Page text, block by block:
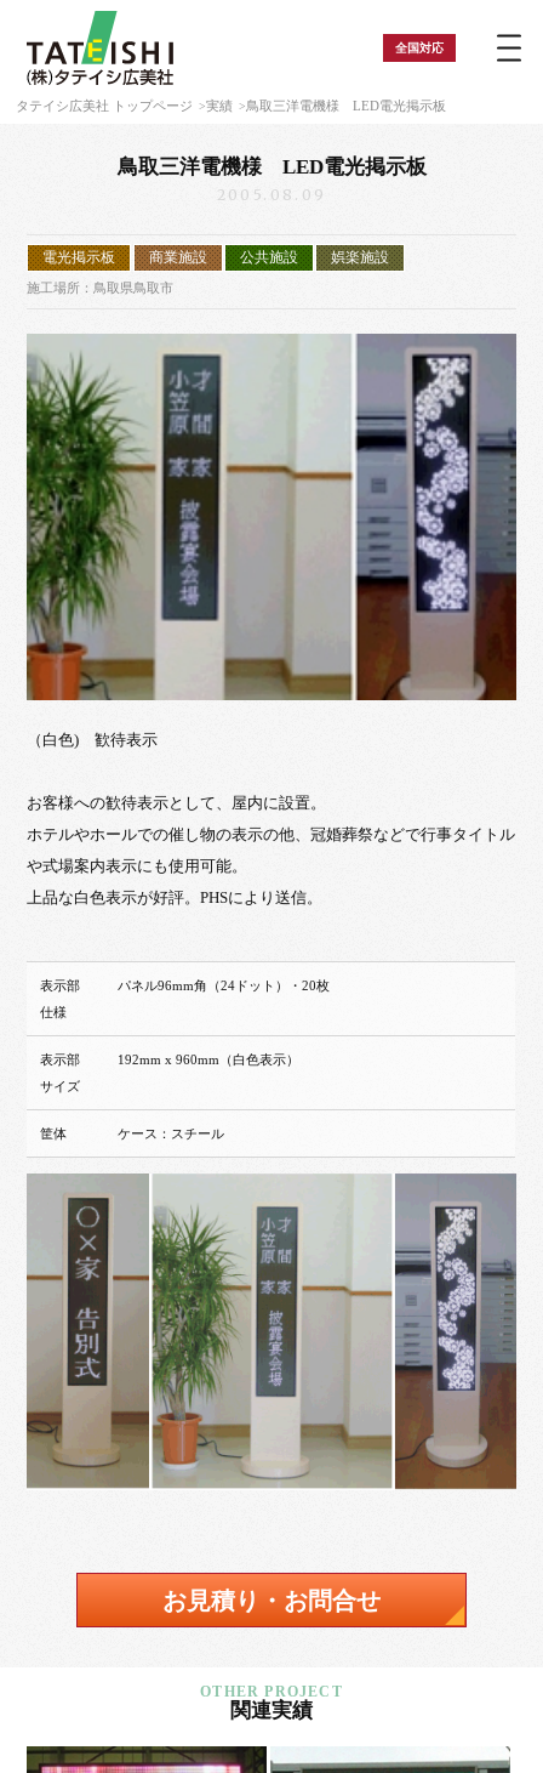
全国対応
タテイシ広美社 トップページ 実績 鳥取三洋電機様 LED電光掲示板
鳥取三洋電機様 LED電光掲示板
2005.08.09
電光掲示板 商業施設 公共施設 娯楽施設
施工場所：鳥取県鳥取市
（白色) 歓待表示
お客様への歓待表示として、屋内に設置。
ホテルやホールでの催し物の表示の他、冠婚葬祭などで行事タイトル
や式場案内表示にも使用可能。
上品な白色表示が好評。PHSにより送信。
表示部
仕様
パネル96mm角（24ドット）・20枚
表示部
サイズ
192mm x 960mm（白色表示）
筐体 ケース：スチール
お見積り・お問合せ
関連実績